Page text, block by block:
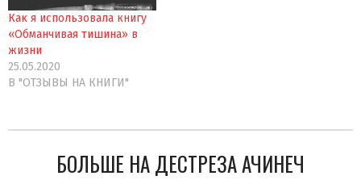
Как я использовала книгу
«Обманчивая тишина» в
жизни
25.05.2020
В "ОТЗЫВЫ НА КНИГИ"
БОЛЬШЕ НА ДЕСТРЕЗА АЧИНЕЧ